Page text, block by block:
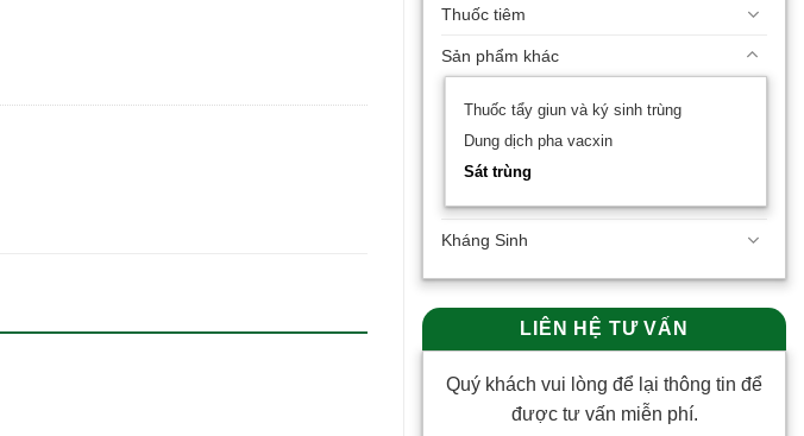
Thuốc tiêm
Sản phẩm khác
Thuốc tẩy giun và ký sinh trùng
Dung dịch pha vacxin
Sát trùng
Kháng Sinh
LIÊN HỆ TƯ VẤN
Quý khách vui lòng để lại thông tin để
được tư vấn miễn phí.